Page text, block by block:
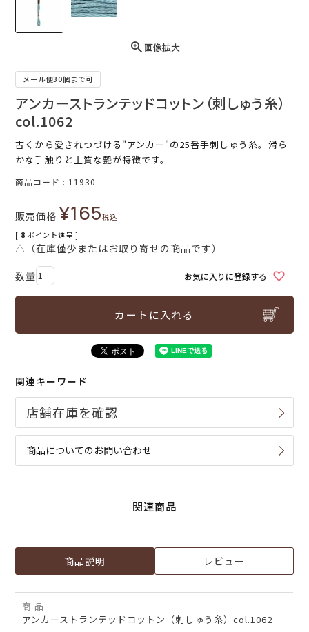
画像拡大
メール便30個まで可
アンカーストランテッドコットン（刺しゅう糸）
col.1062
古くから愛されつづける"アンカー"の25番手刺しゅう糸。滑ら
かな手触りと上質な艶が特徴です。
商品コード 11930
販売価格 ¥165税込
[ 8 ポイント進呈 ]
△（在庫僅少またはお取り寄せの商品です）
お気に入りに登録する
カートに入れる
関連キーワード
商品についてのお問い合わせ
関連商品
商品説明 レビュー
商 品
アンカーストランテッドコットン（刺しゅう糸）col.1062